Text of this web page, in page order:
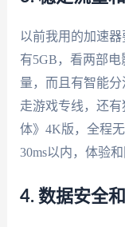
以前我用的加速
有5GB，看两部电
量，而且有智能
走游戏专线，还
体》4K版，全程
30ms以内，体验
4. 数据安全